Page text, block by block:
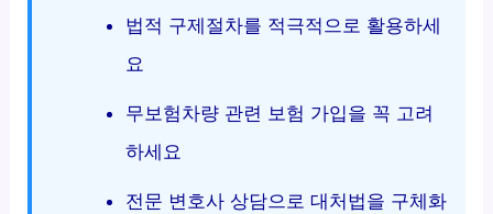
법적 구제절차를 적극적으로 활용하세
요
무보험차량 관련 보험 가입을 꼭 고려
하세요
전문 변호사 상담으로 대처법을 구체화